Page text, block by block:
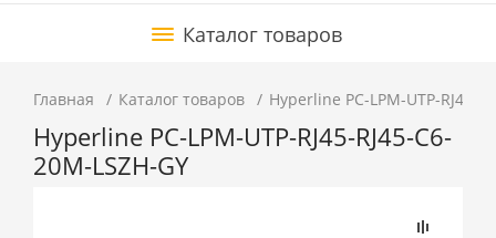
Каталог товаров
Главная Каталог товаров Hyperline PC-LPM-UTP-RJ45-
Hyperline PC-LPM-UTP-RJ45-RJ45-C6-
20M-LSZH-GY